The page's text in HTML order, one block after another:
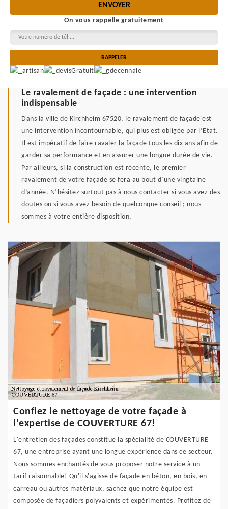
On vous rappelle gratuitement
Le ravalement de façade : une intervention
indispensable
Dans la ville de Kirchheim 67520, le ravalement de façade est
une intervention incontournable, qui plus est obligée par l’Etat.
Il est impératif de faire ravaler la façade tous les dix ans afin de
garder sa performance et en assurer une longue durée de vie.
Par ailleurs, si la construction est récente, le premier
ravalement de votre façade se fera au bout d’une vingtaine
d’année. N’hésitez surtout pas à nous contacter si vous avez des
doutes ou si vous avez besoin de quelconque conseil ; nous
sommes à votre entière disposition.
Confiez le nettoyage de votre façade à
l'expertise de COUVERTURE 67!
L'entretien des façades constitue la spécialité de COUVERTURE
67, une entreprise ayant une longue expérience dans ce secteur.
Nous sommes enchantés de vous proposer notre service à un
tarif raisonnable! Qu'il s'agisse de façade en béton, en bois, en
carreau ou autres matériaux, sachez que notre équipe est
composée de façadiers polyvalents et expérimentés. Profitez de